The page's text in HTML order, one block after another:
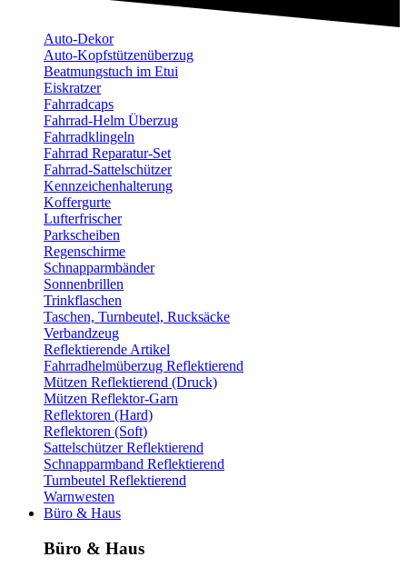
Auto-Dekor
Auto-Kopfstützenüberzug
Beatmungstuch im Etui
Eiskratzer
Fahrradcaps
Fahrrad-Helm Überzug
Fahrradklingeln
Fahrrad Reparatur-Set
Fahrrad-Sattelschützer
Kennzeichenhalterung
Koffergurte
Lufterfrischer
Parkscheiben
Regenschirme
Schnapparmbänder
Sonnenbrillen
Trinkflaschen
Taschen, Turnbeutel, Rucksäcke
Verbandzeug
Reflektierende Artikel
Fahrradhelmüberzug Reflektierend
Mützen Reflektierend (Druck)
Mützen Reflektor-Garn
Reflektoren (Hard)
Reflektoren (Soft)
Sattelschützer Reflektierend
Schnapparmband Reflektierend
Turnbeutel Reflektierend
Warnwesten
Büro & Haus
Büro & Haus